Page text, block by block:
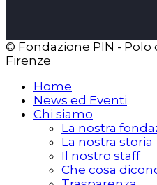
© Fondazione PIN -
Firenze
Home
News ed Eventi
Chi siamo
La nostra
La nostra storia
Il nostro staff
Che cosa